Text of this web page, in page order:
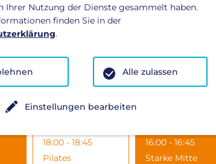
17:30 - 18:00
Iron Fit
18:00 - 18:45
Pilates
12:00 - 12:45
16:00 - 16:45
Starke Mitte
Ihrer Nutzung der Dienste gesammelt haben.
finden Sie in der
.
Einstellungen bearbeiten
Alle zulassen